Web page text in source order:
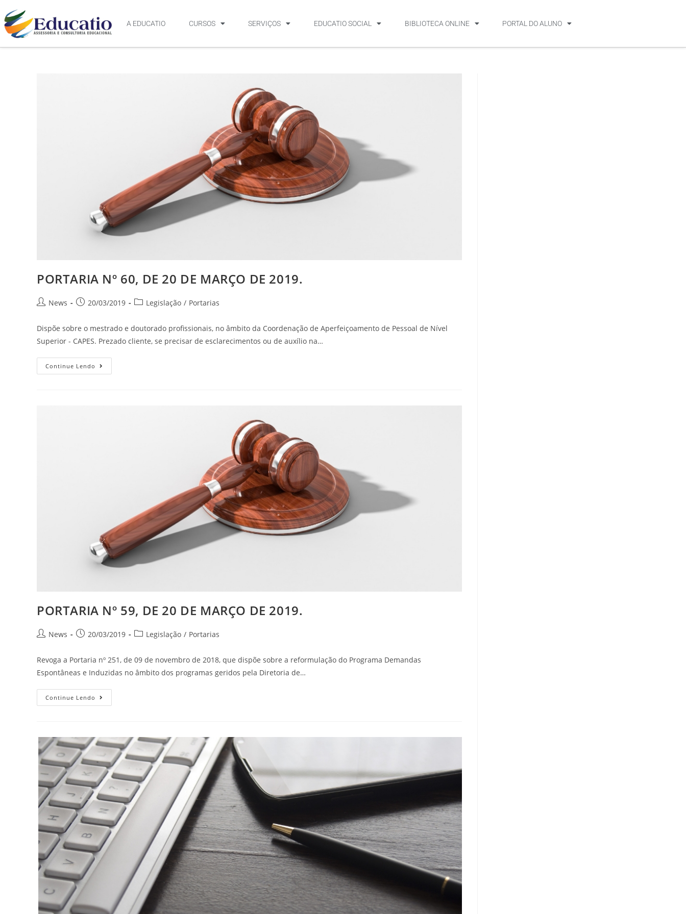
A EDUCATIO CURSOS SERVIÇOS EDUCATIO SOCIAL BIBLIOTECA ONLINE PORTAL DO ALUNO
PORTARIA Nº 60, DE 20 DE MARÇO DE 2019.
News 20/03/2019 Legislação / Portarias
Dispõe sobre o mestrado e doutorado profissionais, no âmbito da Coordenação de Aperfeiçoamento de Pessoal de Nível
Superior - CAPES. Prezado cliente, se precisar de esclarecimentos ou de auxílio na…
Continue Lendo
PORTARIA Nº 59, DE 20 DE MARÇO DE 2019.
News 20/03/2019 Legislação / Portarias
Revoga a Portaria nº 251, de 09 de novembro de 2018, que dispõe sobre a reformulação do Programa Demandas
Espontâneas e Induzidas no âmbito dos programas geridos pela Diretoria de…
Continue Lendo